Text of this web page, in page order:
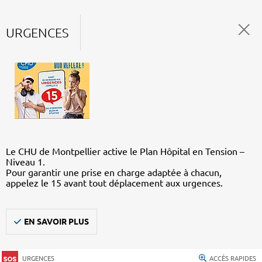
URGENCES
Le CHU de Montpellier active le Plan Hôpital en Tension –
Niveau 1.
Pour garantir une prise en charge adaptée à chacun,
appelez le 15 avant tout déplacement aux urgences.
EN SAVOIR PLUS
URGENCES ACCÈS RAPIDES